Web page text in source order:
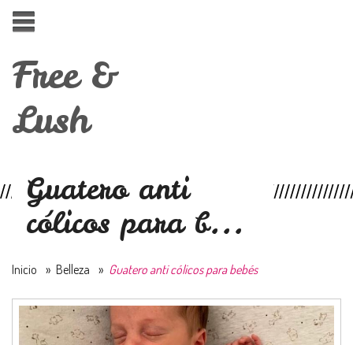
Free &
Lush
Guatero anti
cólicos para b...
Inicio » Belleza » Guatero anti cólicos para bebés